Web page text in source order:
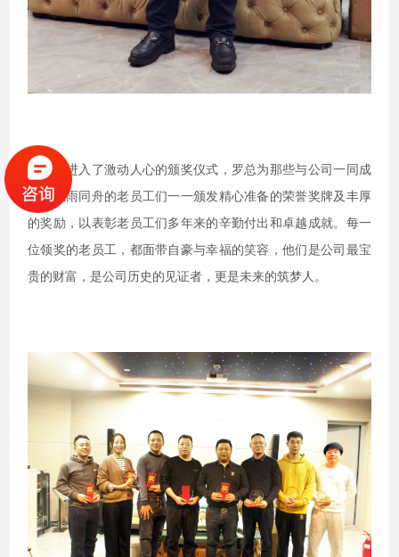
随后，进入了激动人心的颁奖仪式，罗总为那些与公司一同成
长、风雨同舟的老员工们一一颁发精心准备的荣誉奖牌及丰厚
的奖励，以表彰老员工们多年来的辛勤付出和卓越成就。每一
位领奖的老员工，都面带自豪与幸福的笑容，他们是公司最宝
贵的财富，是公司历史的见证者，更是未来的筑梦人。